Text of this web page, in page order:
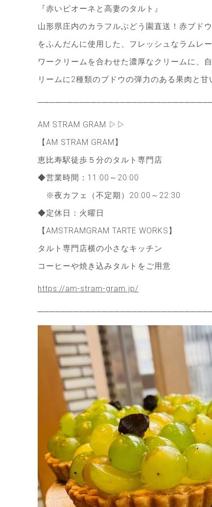
『赤いピオーネと高妻のタルト』
山形県庄内のカラフルぶどう園直送！赤ブド
をふんだんに使用した、フレッシュなラムレ
ワークリームを合わせた濃厚なクリームに、
リームに2種類のブドウの弾力のある果肉と
AM STRAM GRAM ▷▷
【AM STRAM GRAM】
恵比寿駅徒歩５分のタルト専門店
◆営業時間：11:00～20:00
※夜カフェ（不定期）20:00～22:30
◆定休日：火曜日
【AMSTRAMGRAM TARTE WORKS】
タルト専門店横の小さなキッチン
コーヒーや焼き込みタルトをご用意
https://am-stram-gram.jp/